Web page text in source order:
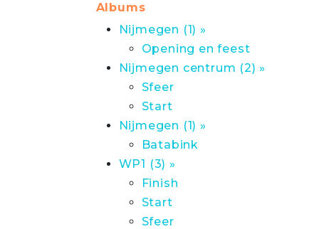
Albums
Nijmegen (1) »
Opening en feest
Nijmegen centrum (2) »
Sfeer
Start
Nijmegen (1) »
Batabink
WP1 (3) »
Finish
Start
Sfeer